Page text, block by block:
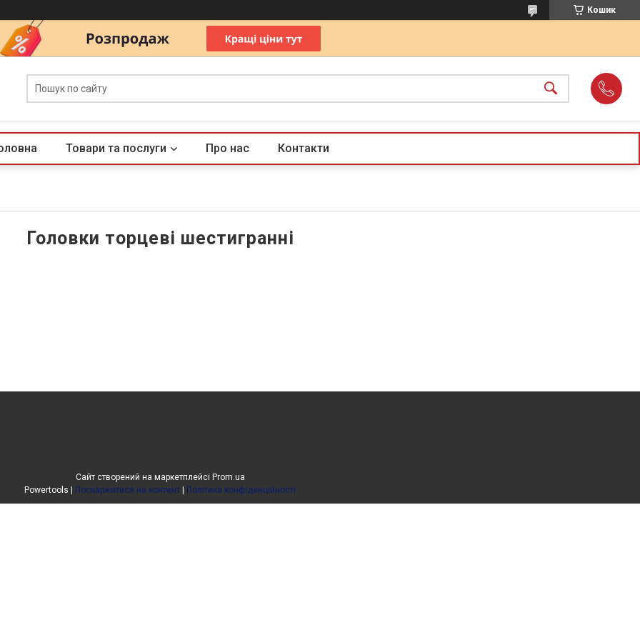
Кошик
Товари та послуги Про нас Контакти
Головки торцеві шестигранні
Сайт створений на маркетплейсі Prom.ua
Поскаржитися на контент Політика конфіденційності